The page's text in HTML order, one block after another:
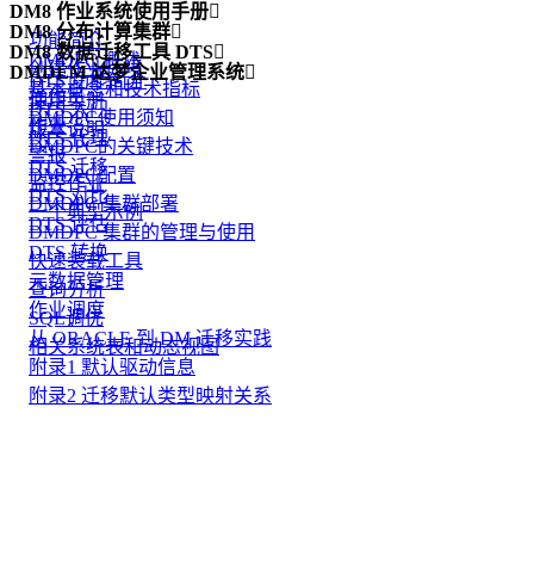
DM8 作业系统使用手册
功能简介
创建作业环境
操作员
作业
警报
监控作业
一个典型示例
DM8 分布计算集群
DMDPC 概述
基本概念和技术指标
DMDPC使用须知
DMDPC的关键技术
DMDPC配置
DMDPC 集群部署
DMDPC 集群的管理与使用
快速装载工具
查询分析
SQL调优
相关系统表和动态视图
DM8 数据迁移工具 DTS
DTS 功能简介
DTS 入门
DTS 代理
DTS 迁移
DTS 对比
DTS 评估
DTS 转换
元数据管理
作业调度
从 ORACLE 到 DM 迁移实践
附录1 默认驱动信息
附录2 迁移默认类型映射关系
DMDEM 达梦企业管理系统
使用手册
版本说明